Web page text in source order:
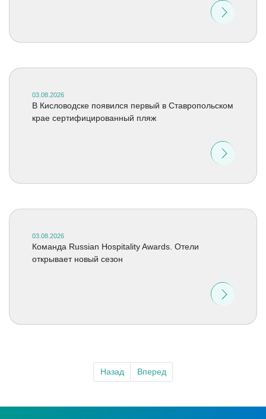
03.08.2026
В Кисловодске появился первый в Ставропольском
крае сертифицированный пляж
03.08.2026
Команда Russian Hospitality Awards. Отели
открывает новый сезон
Назад Вперед